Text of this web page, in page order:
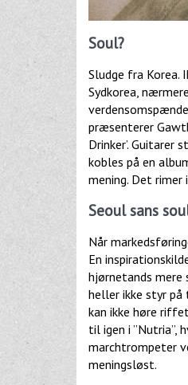
Soul?
Sludge fra Korea.
Sydkorea,
præsenterer
Drinker’. Guitarer
kobles på en
mening. Det rimer
Seoul sans
Når
En
hjørnetands mere
heller ikke styr på
kan ikke høre
til igen i ”Nutria”,
marchtrompeter
meningsløst.